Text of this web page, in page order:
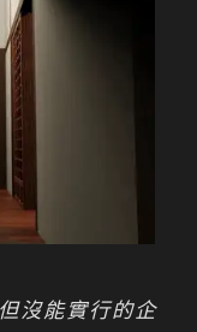
沒能實行的企